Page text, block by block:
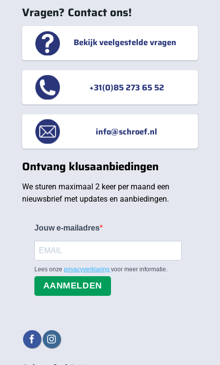
Vragen? Contact ons!
Bekijk veelgestelde vragen
+31(0)85 273 65 52
info@schroef.nl
Ontvang klusaanbiedingen
We sturen maximaal 2 keer per maand een
nieuwsbrief met updates en aanbiedingen.
Jouw e-mailadres
Lees onze privacyverklaring voor meer informatie.
AANMELDEN